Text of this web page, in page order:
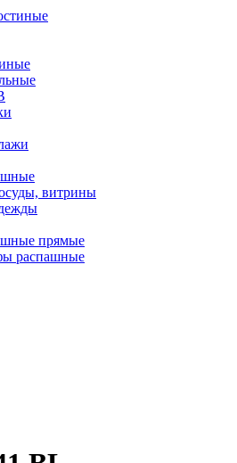
витрины
прямые
распашные